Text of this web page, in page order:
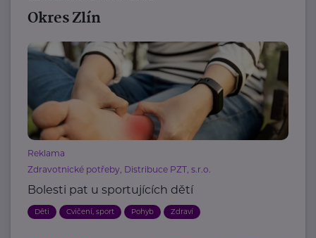
Okres Zlín
Reklama
Zdravotnické potřeby, Distribuce PZT, s.r.o.
Bolesti pat u sportujících dětí
Děti Cvičení, sport Pohyb Zdraví